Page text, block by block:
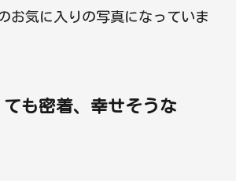
お気に入りの写真になっていま
も密着、幸せそうな